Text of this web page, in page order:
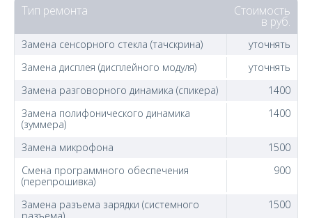
Тип ремонта Стоимость
в руб.
Замена сенсорного стекла (тачскрина)
уточнять
Замена дисплея (дисплейного модуля)
уточнять
Замена разговорного динамика (спикера)
1400
Замена полифонического динамика
(зуммера)
1400
Замена микрофона
1500
Смена программного обеспечения
(перепрошивка)
900
Замена разъема зарядки (системного
1500